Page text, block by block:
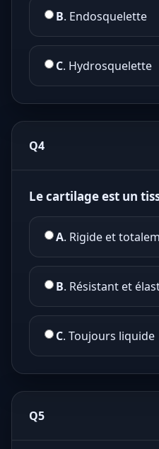
B. Endosquelette
C. Hydrosquelette
Q4
Le cartilage est un
A. Rigide et
B. Résistant et
C. Toujours liquide
Q5